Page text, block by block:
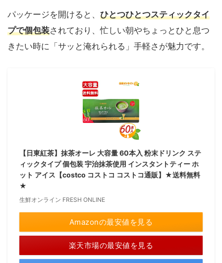
パッケージを開けると、 ひとつひとつスティックタイ
プで個包装されており、忙しい朝やちょっとひと息つ
きたい時に「サッと淹れられる」手軽さが魅力です。
【日東紅茶】抹茶オーレ 大容量 60本入 粉末ドリンク ステ
ィックタイプ 個包装 宇治抹茶使用 インスタントティー ホ
ット アイス【costco コストコ コストコ通販】★送料無料
★
生鮮オンライン FRESH ONLINE
Amazonの最安値を見る
楽天市場の最安値を見る